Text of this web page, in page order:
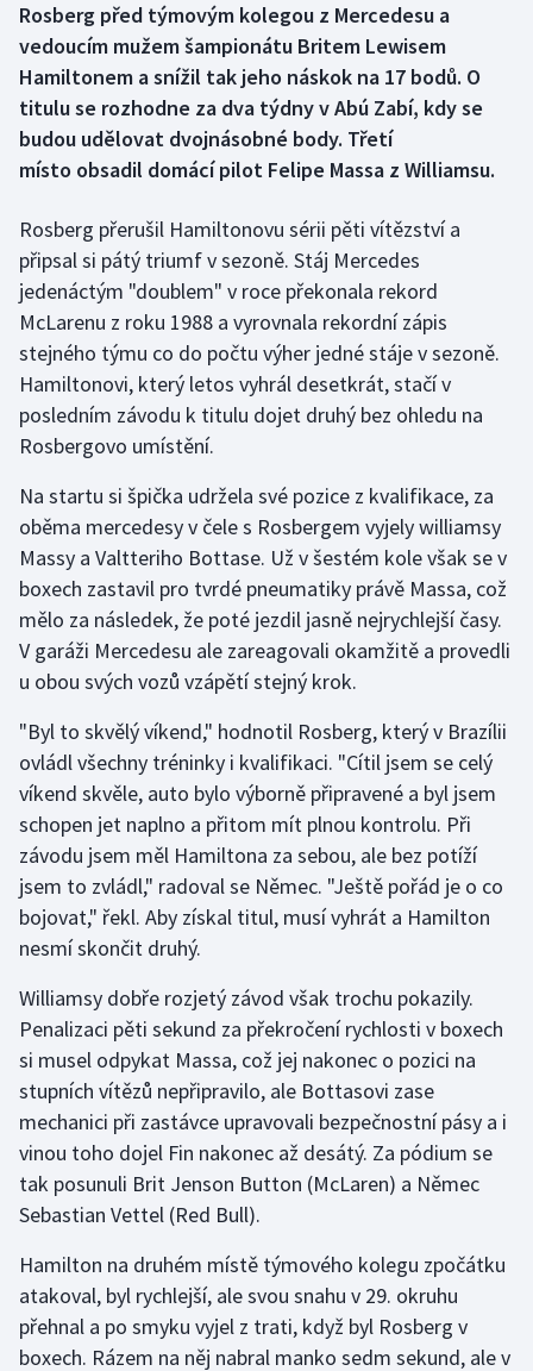
Box
Curling
Dostihy
Futsal
Golf
Gymnastika
Házená
Judo
Krasobruslení
Lezení
Moderní pětiboj
Motorsport
Olympijské hry
Parasport
Plavání
Plážový volejbal
Ragby
Rychlobruslení
Rychlostní kanoistika
Short track
Sportovní střelba
Rosberg před týmovým kolegou z Mercedesu a
vedoucím mužem šampionátu Britem Lewisem
Hamiltonem a snížil tak jeho náskok na 17 bodů. O
titulu se rozhodne za dva týdny v Abú Zabí, kdy se
budou udělovat dvojnásobné body. Třetí
místo obsadil domácí pilot Felipe Massa z Williamsu.
Rosberg přerušil Hamiltonovu sérii pěti vítězství a
připsal si pátý triumf v sezoně. Stáj Mercedes
jedenáctým "doublem" v roce překonala rekord
McLarenu z roku 1988 a vyrovnala rekordní zápis
stejného týmu co do počtu výher jedné stáje v sezoně.
Hamiltonovi, který letos vyhrál desetkrát, stačí v
posledním závodu k titulu dojet druhý bez ohledu na
Rosbergovo umístění.
Na startu si špička udržela své pozice z kvalifikace, za
oběma mercedesy v čele s Rosbergem vyjely williamsy
Massy a Valtteriho Bottase. Už v šestém kole však se v
boxech zastavil pro tvrdé pneumatiky právě Massa, což
mělo za následek, že poté jezdil jasně nejrychlejší časy.
V garáži Mercedesu ale zareagovali okamžitě a provedli
u obou svých vozů vzápětí stejný krok.
"Byl to skvělý víkend," hodnotil Rosberg, který v Brazílii
ovládl všechny tréninky i kvalifikaci. "Cítil jsem se celý
víkend skvěle, auto bylo výborně připravené a byl jsem
schopen jet naplno a přitom mít plnou kontrolu. Při
závodu jsem měl Hamiltona za sebou, ale bez potíží
jsem to zvládl," radoval se Němec. "Ještě pořád je o co
bojovat," řekl. Aby získal titul, musí vyhrát a Hamilton
nesmí skončit druhý.
Williamsy dobře rozjetý závod však trochu pokazily.
Penalizaci pěti sekund za překročení rychlosti v boxech
si musel odpykat Massa, což jej nakonec o pozici na
stupních vítězů nepřipravilo, ale Bottasovi zase
mechanici při zastávce upravovali bezpečnostní pásy a i
vinou toho dojel Fin nakonec až desátý. Za pódium se
tak posunuli Brit Jenson Button (McLaren) a Němec
Sebastian Vettel (Red Bull).
Hamilton na druhém místě týmového kolegu zpočátku
atakoval, byl rychlejší, ale svou snahu v 29. okruhu
přehnal a po smyku vyjel z trati, když byl Rosberg v
boxech. Rázem na něj nabral manko sedm sekund, ale v